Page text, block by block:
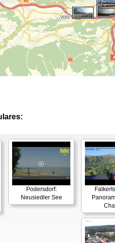
Podersdorf:
Neusiedler See